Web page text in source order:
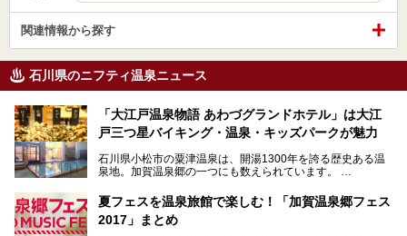
関連情報から探す
石川県のニフティ温泉ニュース
「大江戸温泉物語 あわづグランドホテル」は大江
戸三つ星バイキング・温泉・キッズパークが魅力
石川県小松市の粟津温泉は、開湯1300年を誇る歴史ある温
泉地。加賀温泉郷の一つにも数えられています。
その粟津温泉に建つ「大江戸温泉物語 あわづグランドホテ
ル」（以下、あわづグランドホテル）は客室数97室のホテ
ルで、昨年2024年12月に露天風呂を新設。充実したキッズ
夏フェスを温泉旅館で楽しむ！「加賀温泉郷フェス
2017」まとめ